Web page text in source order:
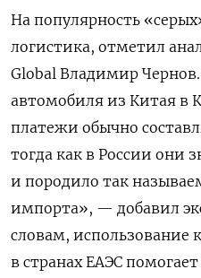
На популярность
логистика, отметил
Global Владимир
автомобиля из Китая в
платежи обычно
тогда как в России они
и породило так
импорта», — добавил
словам,
в странах ЕАЭС